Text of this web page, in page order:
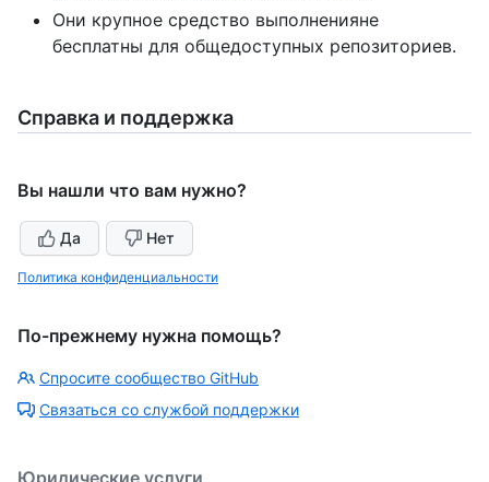
Они крупное средство выполненияне
бесплатны для общедоступных репозиториев.
Справка и поддержка
Вы нашли что вам нужно?
Да Нет
Политика конфиденциальности
По-прежнему нужна помощь?
Спросите сообщество GitHub
Связаться со службой поддержки
Юридические услуги